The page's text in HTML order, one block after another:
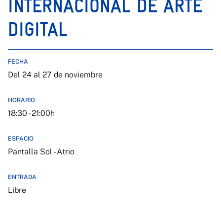
INTERNACIONAL DE ARTE
DIGITAL
FECHA
Del 24 al 27 de noviembre
HORARIO
18:30 - 21:00h
ESPACIO
Pantalla Sol - Atrio
ENTRADA
Libre